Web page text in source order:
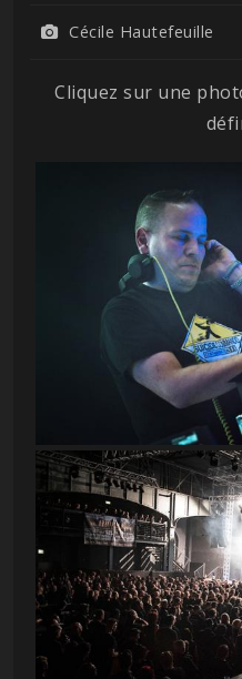
Cécile Hautefeuille
Cliquez sur une